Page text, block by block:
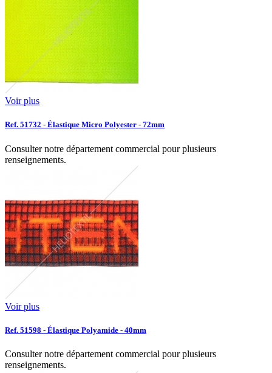
Voir plus
Ref. 51732 - Élastique Micro Polyester - 72mm
Consulter notre département commercial pour plusieurs
renseignements.
Voir plus
Ref. 51598 - Élastique Polyamide - 40mm
Consulter notre département commercial pour plusieurs
renseignements.